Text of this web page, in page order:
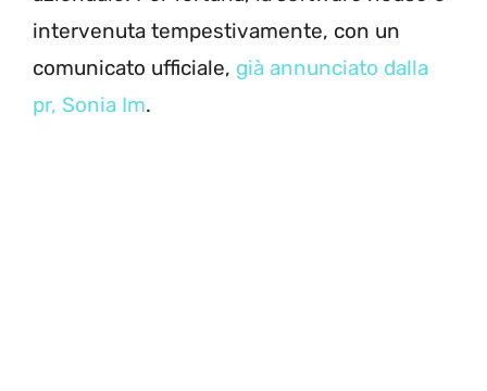
intervenuta tempestivamente, con un
comunicato ufficiale, già annunciato dalla
pr, Sonia Im.